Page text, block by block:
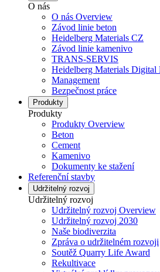
O nás
O nás Overview
Závod linie beton
Heidelberg Materials CZ
Závod linie kamenivo
TRANS-SERVIS
Heidelberg Materials Digital
Management
Bezpečnost práce
Produkty
Produkty
Produkty Overview
Beton
Cement
Kamenivo
Dokumenty ke stažení
Referenční stavby
Udržitelný rozvoj
Udržitelný rozvoj
Udržitelný rozvoj Overview
Udržitelný rozvoj 2030
Naše biodiverzita
Zpráva o udržitelném rozvoji
Soutěž Quarry Life Award
Rekultivace